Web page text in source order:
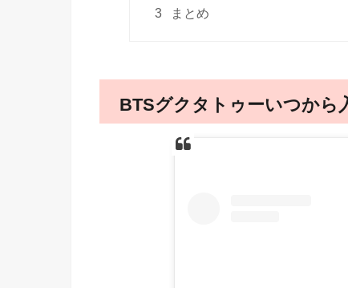
3 まとめ
BTSグクタトゥーいつから